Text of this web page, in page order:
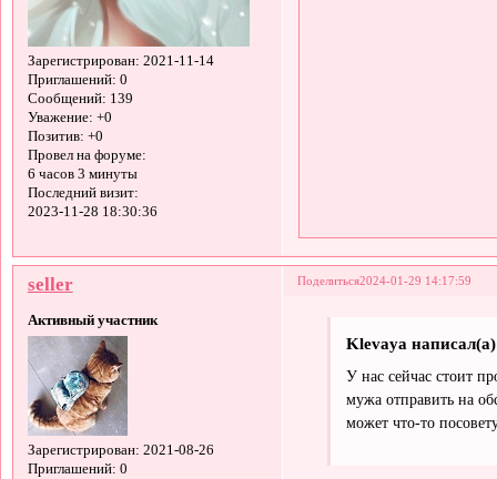
Зарегистрирован: 2021-11-14
Приглашений: 0
Сообщений: 139
Уважение: +0
Позитив: +0
Провел на форуме:
6 часов 3 минуты
Последний визит:
2023-11-28 18:30:36
Поделиться2024-01-29 14:17:59
seller
Активный участник
Зарегистрирован: 2021-08-26
Приглашений: 0
Klevaya
У нас сейчас стоит
мужа отправить на
может что-то